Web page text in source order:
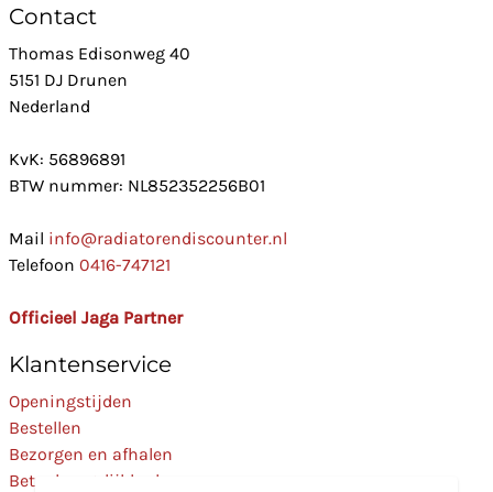
Contact
Thomas Edisonweg 40
5151 DJ Drunen
Nederland
KvK: 56896891
BTW nummer: NL852352256B01
Mail info@radiatorendiscounter.nl
Telefoon 0416-747121
Officieel Jaga Partner
Klantenservice
Openingstijden
Bestellen
Bezorgen en afhalen
Betaalmogelijkheden